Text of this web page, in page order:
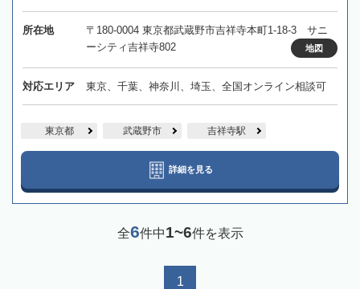
所在地
〒180-0004 東京都武蔵野市吉祥寺本町1-18-3 サニ
ーシティ吉祥寺802
地図
対応エリア 東京、千葉、神奈川、埼玉、全国オンライン相談可
東京都 武蔵野市 吉祥寺駅
詳細を見る
全6件中1~6件を表示
1